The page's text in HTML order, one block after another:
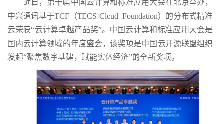
近日，第十届中国云计算和标准应用大会在北京举办，
中兴通讯基于TCF（TECS Cloud Foundation）的分布式精准
云荣获“云计算卓越产品奖”。中国云计算和标准应用大会是
国内云计算领域的年度盛会，该奖项是中国云开源联盟组织
发起“聚焦数字基建，赋能实体经济”的全新奖项。